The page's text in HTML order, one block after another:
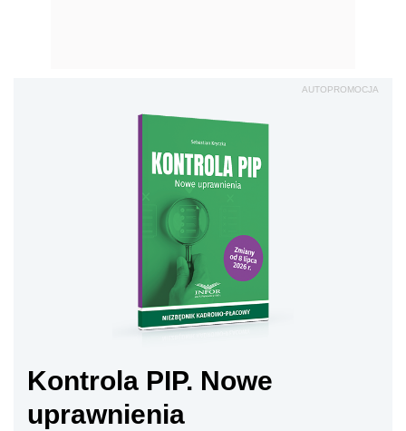
AUTOPROMOCJA
Kontrola PIP. Nowe
uprawnienia